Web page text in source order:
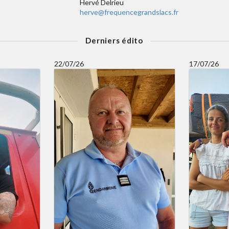
Hervé Delrieu
herve@frequencegrandslacs.fr
Derniers édito
22/07/26 17/07/26